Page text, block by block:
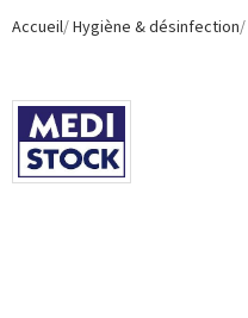
Accueil Hygiène & désinfection